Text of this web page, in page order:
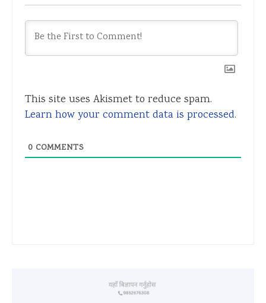
This site uses Akismet to reduce spam.
Learn how your comment data is processed.
0 COMMENTS